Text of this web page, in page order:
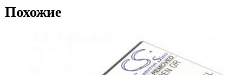
Похожие